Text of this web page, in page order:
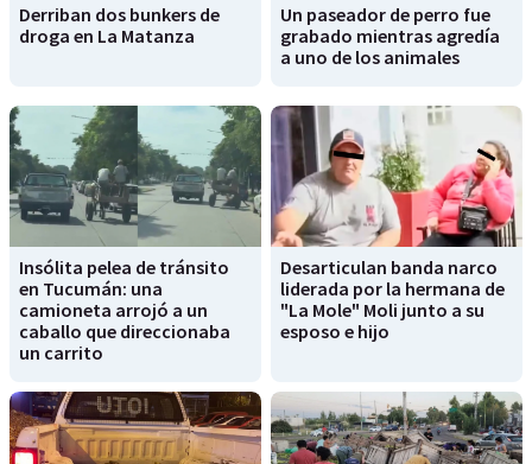
Derriban dos bunkers de
droga en La Matanza
Un paseador de perro fue
grabado mientras agredía
a uno de los animales
Insólita pelea de tránsito
en Tucumán: una
camioneta arrojó a un
caballo que direccionaba
un carrito
Desarticulan banda narco
liderada por la hermana de
"La Mole" Moli junto a su
esposo e hijo